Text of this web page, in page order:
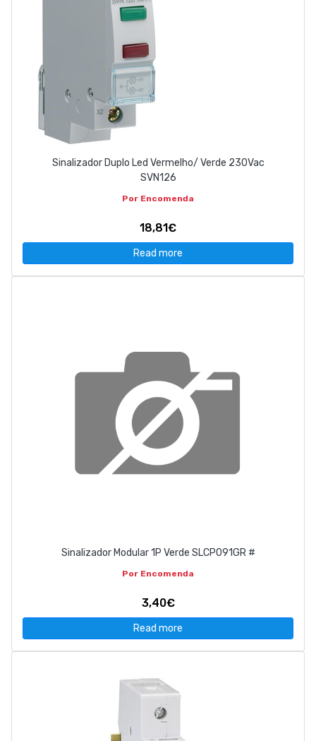
Sinalizador Duplo Led Vermelho/ Verde 230Vac
SVN126
Por Encomenda
18,81€
Read more
Sinalizador Modular 1P Verde SLCP091GR #
Por Encomenda
3,40€
Read more